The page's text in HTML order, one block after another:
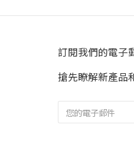
訂閱我們的電子
搶先瞭解新產品